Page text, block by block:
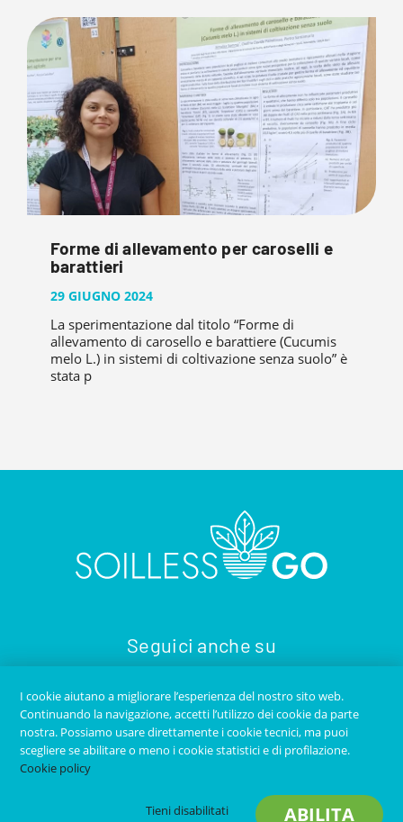
Forme di allevamento per caroselli e
barattieri
29 GIUGNO 2024
La sperimentazione dal titolo “Forme di
allevamento di carosello e barattiere (Cucumis
melo L.) in sistemi di coltivazione senza suolo” è
stata p
Seguici anche su
- Tutti i diritti riservati -
I cookie aiutano a migliorare l’esperienza del nostro sito web.
Continuando la navigazione, accetti l’utilizzo dei cookie da parte
nostra. Possiamo usare direttamente i cookie tecnici, ma puoi
scegliere se abilitare o meno i cookie statistici e di profilazione.
Cookie policy
ABILITA
Tieni disabilitati